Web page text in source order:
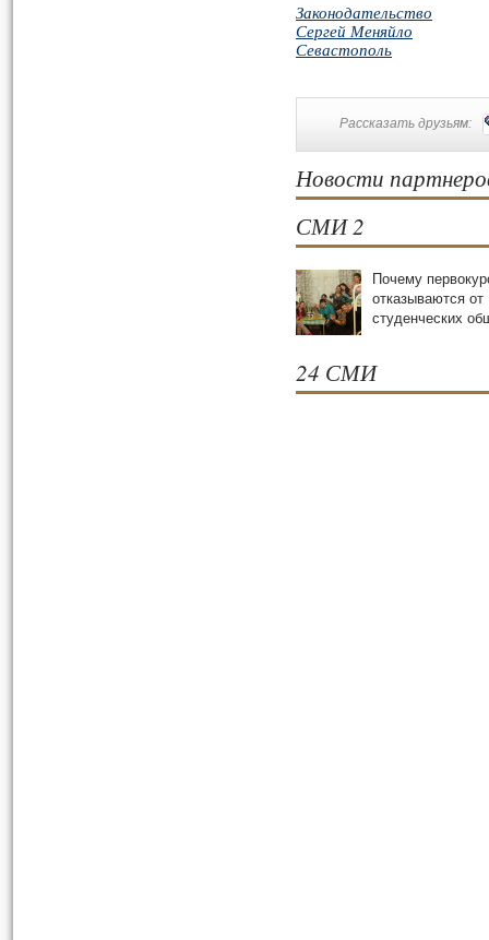
Законодательство
Сергей Меняйло
Севастополь
Рассказать друзьям:
Новости
СМИ 2
Почему
отказываются от
студенческих
24 СМИ